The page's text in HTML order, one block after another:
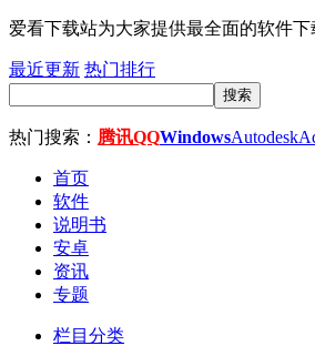
爱看下载站为大家提供最全面的软件下
最近更新 热门排行
搜索
热门搜索： 腾讯QQWindowsAutodesk
首页
软件
说明书
安卓
资讯
专题
栏目分类